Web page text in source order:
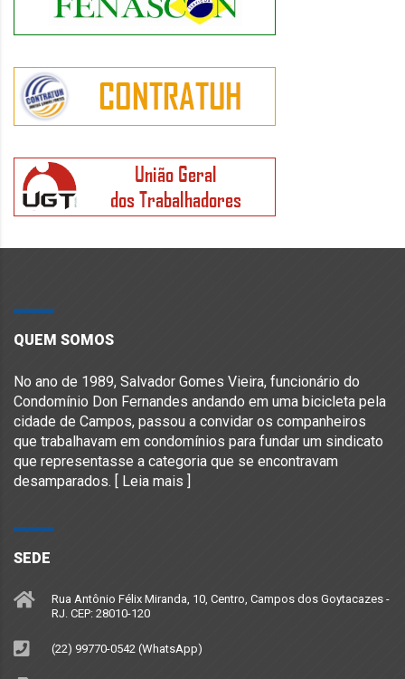
QUEM SOMOS
No ano de 1989, Salvador Gomes Vieira, funcionário do
Condomínio Don Fernandes andando em uma bicicleta pela
cidade de Campos, passou a convidar os companheiros
que trabalhavam em condomínios para fundar um sindicato
que representasse a categoria que se encontravam
desamparados. [ Leia mais ]
SEDE
Rua Antônio Félix Miranda, 10, Centro, Campos dos Goytacazes -
RJ. CEP: 28010-120
(22) 99770-0542 (WhatsApp)